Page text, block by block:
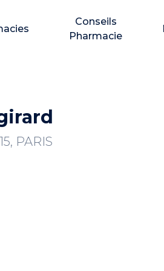
Conseils
Pharmacie
PARIS